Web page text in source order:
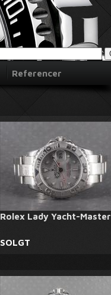
Referencer
Rolex Lady Yacht-Master
SOLGT